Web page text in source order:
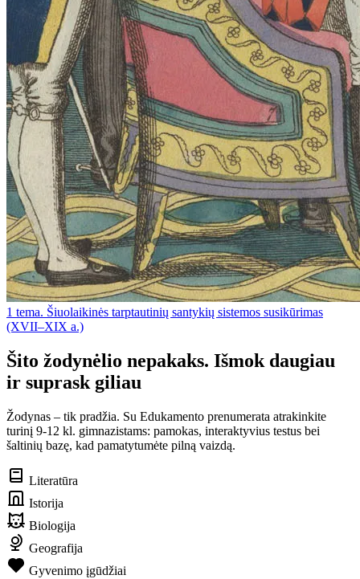
1 tema. Šiuolaikinės tarptautinių santykių sistemos susikūrimas
(XVII–XIX a.)
Šito žodynėlio nepakaks. Išmok daugiau
ir suprask giliau
Žodynas – tik pradžia. Su Edukamento prenumerata atrakinkite
turinį 9-12 kl. gimnazistams: pamokas, interaktyvius testus bei
šaltinių bazę, kad pamatytumėte pilną vaizdą.
Literatūra
Istorija
Biologija
Geografija
Gyvenimo įgūdžiai